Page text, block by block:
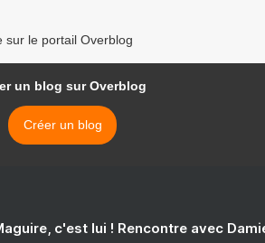
sur le portail Overblog
un blog sur Overblog
Créer un blog
c'est lui ! Rencontre avec